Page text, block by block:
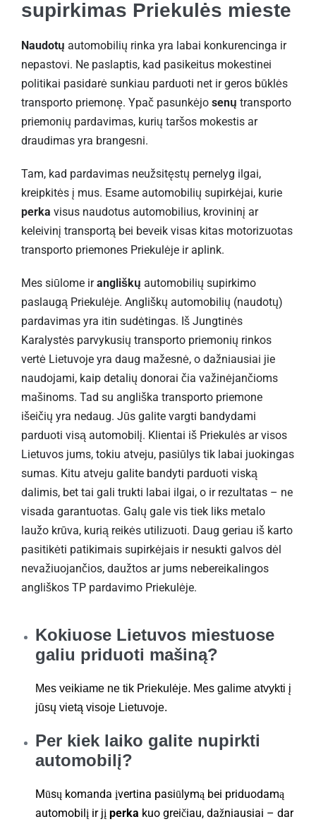
supirkimas Priekulės mieste
Naudotų automobilių rinka yra labai konkurencinga ir
nepastovi. Ne paslaptis, kad pasikeitus mokestinei
politikai pasidarė sunkiau parduoti net ir geros būklės
transporto priemonę. Ypač pasunkėjo senų transporto
priemonių pardavimas, kurių taršos mokestis ar
draudimas yra brangesni.
Tam, kad pardavimas neužsitęstų pernelyg ilgai,
kreipkitės į mus. Esame automobilių supirkėjai, kurie
perka visus naudotus automobilius, krovininį ar
keleivinį transportą bei beveik visas kitas motorizuotas
transporto priemones Priekulėje ir aplink.
Mes siūlome irangliškų automobilių supirkimo
paslaugą Priekulėje. Angliškų automobilių (naudotų)
pardavimas yra itin sudėtingas. Iš Jungtinės
Karalystės parvykusių transporto priemonių rinkos
vertė Lietuvoje yra daug mažesnė, o dažniausiai jie
naudojami, kaip detalių donorai čia važinėjančioms
mašinoms. Tad su angliška transporto priemone
išeičių yra nedaug. Jūs galite vargti bandydami
parduoti visą automobilį. Klientai iš Priekulės ar visos
Lietuvos jums, tokiu atveju, pasiūlys tik labai juokingas
sumas. Kitu atveju galite bandyti parduoti viską
dalimis, bet tai gali trukti labai ilgai, o ir rezultatas – ne
visada garantuotas. Galų gale vis tiek liks metalo
laužo krūva, kurią reikės utilizuoti. Daug geriau iš karto
pasitikėti patikimais supirkėjais ir nesukti galvos dėl
nevažiuojančios, daužtos ar jums nebereikalingos
angliškos TP pardavimo Priekulėje.
Kokiuose Lietuvos miestuose
galiu priduoti mašiną?
Mes veikiame ne tik Priekulėje. Mes galime atvykti į
jūsų vietą visoje Lietuvoje.
Per kiek laiko galite nupirkti
automobilį?
Mūsų komanda įvertina pasiūlymą bei priduodamą
automobilį ir jį perka kuo greičiau, dažniausiai – dar